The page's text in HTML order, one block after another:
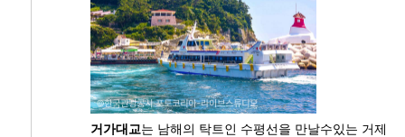
거가대교는 남해의 탁트인 수평선을 만날수있는 거제